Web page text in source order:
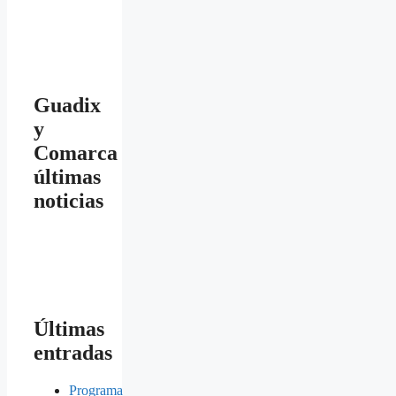
Guadix
y
Comarca
últimas
noticias
Últimas
entradas
Programa